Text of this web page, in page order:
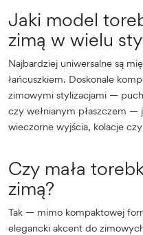
Jaki model
zimą w wielu
Najbardziej uniwersalne są
łańcuszkiem. Doskonale
zimowymi stylizacjami —
czy wełnianym płaszczem —
wieczorne wyjścia, kolacje
Czy mała
zimą?
Tak — mimo kompaktowej
elegancki akcent do